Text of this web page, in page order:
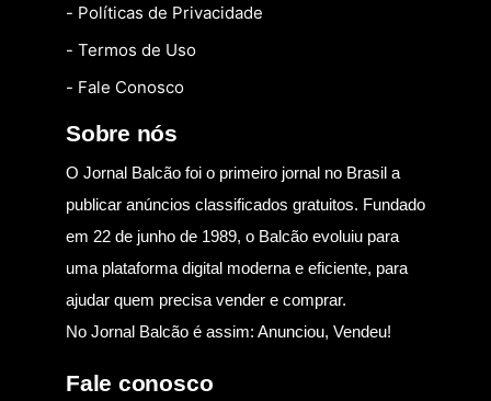
- Políticas de Privacidade
- Termos de Uso
- Fale Conosco
Sobre nós
O Jornal Balcão foi o primeiro jornal no Brasil a
publicar anúncios classificados gratuitos. Fundado
em 22 de junho de 1989, o Balcão evoluiu para
uma plataforma digital moderna e eficiente, para
ajudar quem precisa vender e comprar.
No Jornal Balcão é assim: Anunciou, Vendeu!
Fale conosco